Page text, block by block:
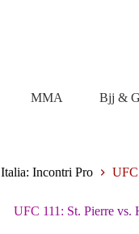
MMA Bjj &
Incontri Pro UFC
UFC 111: St. Pierre vs.